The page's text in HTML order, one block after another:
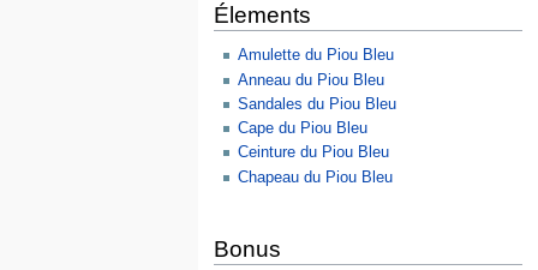
Élements
Amulette du Piou Bleu
Anneau du Piou Bleu
Sandales du Piou Bleu
Cape du Piou Bleu
Ceinture du Piou Bleu
Chapeau du Piou Bleu
Bonus